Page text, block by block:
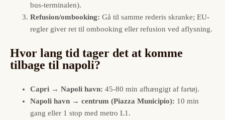
bus-terminalen).
Refusion/ombooking: Gå til samme rederis skranke; EU-
regler giver ret til ombooking eller refusion ved aflysning.
Hvor lang tid tager det at komme
tilbage til napoli?
Capri → Napoli havn: 45-80 min afhængigt af fartøj.
Napoli havn → centrum (Piazza Municipio): 10 min
gang eller 1 stop med metro L1.